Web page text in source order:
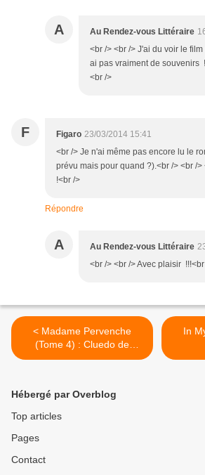
A Au Rendez-vous Littéraire
<br /> <br /> J'ai du voir le
ai pas vraiment de souvenirs
<br />
F Figaro 23/03/2014 15:41
<br /> Je n'ai même pas encore lu le
prévu mais pour quand ?).<br /> <br /
!<br />
Répondre
A Au Rendez-vous Littéraire
<br /> <br /> Avec plaisir
< Madame Pervenche
(Tome 4) : Cluedo de
Michel Leydier
Hébergé par Overblog
Top articles
Pages
Contact